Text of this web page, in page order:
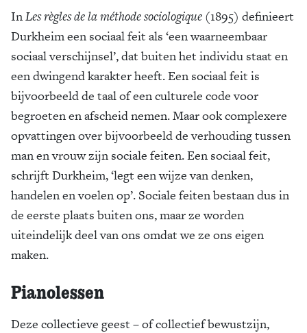
InLes règles de la méthode sociologique (1895) definieert
Durkheim een sociaal feit als ‘een waarneembaar
sociaal verschijnsel’, dat buiten het individu staat en
een dwingend karakter heeft. Een sociaal feit is
bijvoorbeeld de taal of een culturele code voor
begroeten en afscheid nemen. Maar ook complexere
opvattingen over bijvoorbeeld de verhouding tussen
man en vrouw zijn sociale feiten. Een sociaal feit,
schrijft Durkheim, ‘legt een wijze van denken,
handelen en voelen op’. Sociale feiten bestaan dus in
de eerste plaats buiten ons, maar ze worden
uiteindelijk deel van ons omdat we ze ons eigen
maken.
Pianolessen
Deze collectieve geest – of collectief bewustzijn,